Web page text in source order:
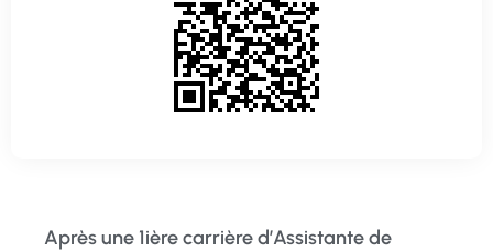
Après une 1ière carrière d’Assistante de